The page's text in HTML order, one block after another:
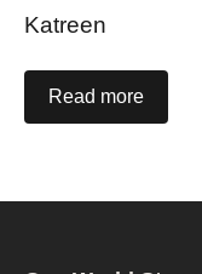
Katreen
Read more